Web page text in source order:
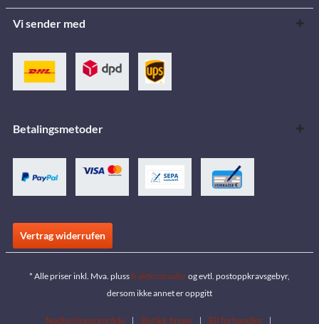
Vi sender med
Betalingsmetoder
Vertrag widerrufen
* Alle priser inkl. Mva. plussfraktkostnaderog evtl. postoppkravsgebyr,
dersom ikke annet er oppgitt
Nedlastingsområde Butikk finner Bli forhandler